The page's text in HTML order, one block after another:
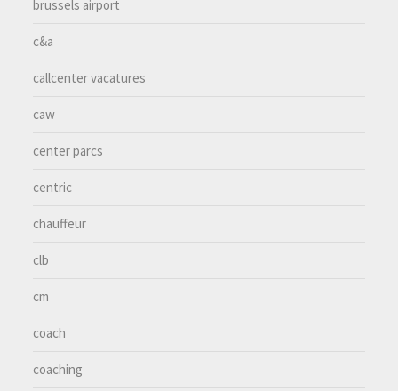
brussels airport
c&a
callcenter vacatures
caw
center parcs
centric
chauffeur
clb
cm
coach
coaching